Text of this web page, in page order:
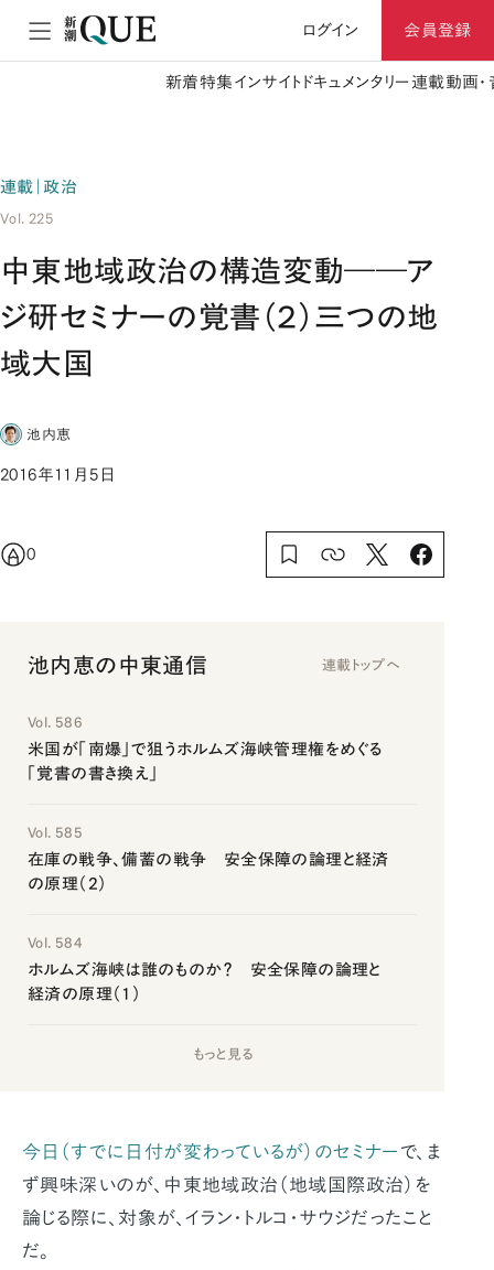
ログイン 会員登録
新着特集 インサイト ドキュメンタリー 連載動画
連載｜政治
Vol. 225
中東地域政治の構造変動――ア
ジ研セミナーの覚書（２）三つの地
域大国
池内恵
2016年11月5日
0
池内恵の中東通信 連載トップへ
Vol. 586
米国が「南爆」で狙うホルムズ海峡管理権をめぐる
「覚書の書き換え」
Vol. 585
在庫の戦争、備蓄の戦争 安全保障の論理と経済
の原理（2）
Vol. 584
ホルムズ海峡は誰のものか？ 安全保障の論理と
経済の原理（1）
もっと見る
今日（すでに日付が変わっているが）のセミナー で、ま
ず興味深いのが、中東地域政治（地域国際政治）を
論じる際に、対象が、イラン・トルコ・サウジだったこと
だ。